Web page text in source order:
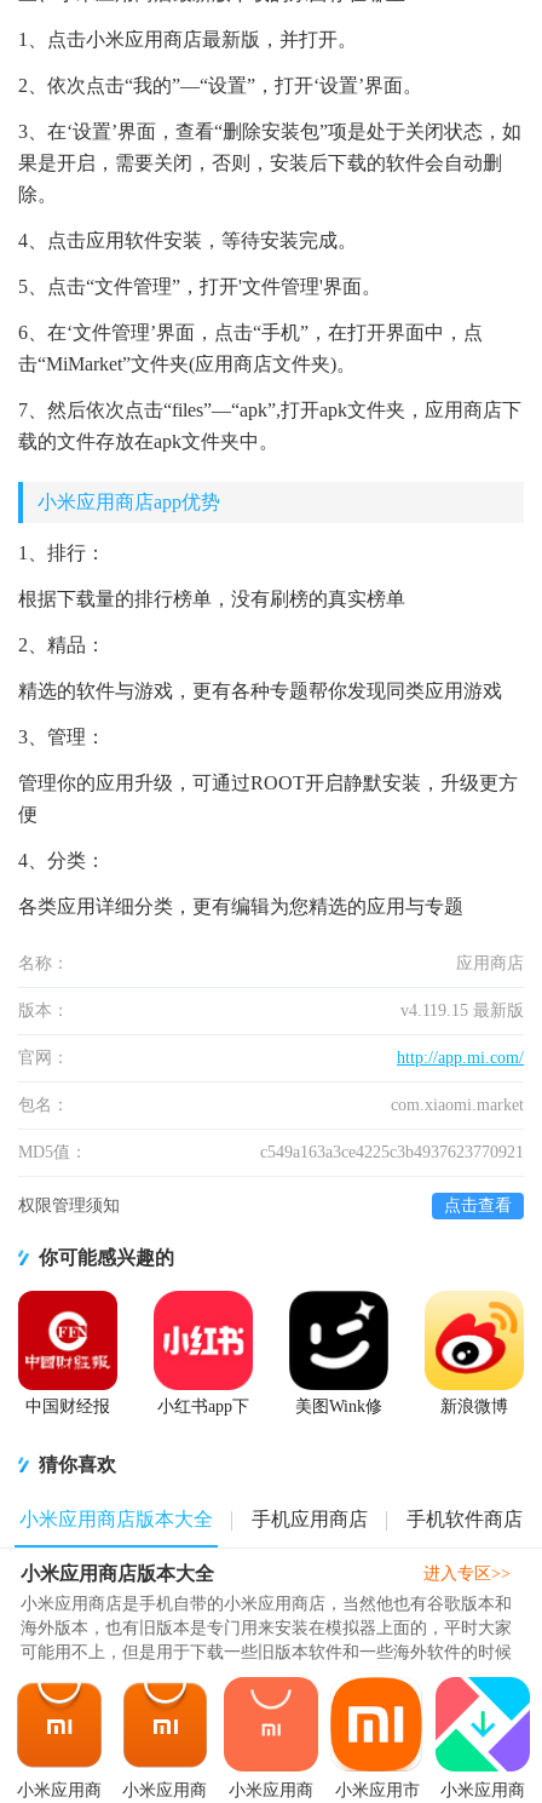
1、点击小米应用商店最新版，并打开。
2、依次点击“我的”—“设置”，打开‘设置’界面。
3、在‘设置’界面，查看“删除安装包”项是处于关闭状态，如
果是开启，需要关闭，否则，安装后下载的软件会自动删
除。
4、点击应用软件安装，等待安装完成。
5、点击“文件管理”，打开'文件管理'界面。
6、在‘文件管理’界面，点击“手机”，在打开界面中，点
击“MiMarket”文件夹(应用商店文件夹)。
7、然后依次点击“files”—“apk”,打开apk文件夹，应用商店下
载的文件存放在apk文件夹中。
小米应用商店app优势
1、排行：
根据下载量的排行榜单，没有刷榜的真实榜单
2、精品：
精选的软件与游戏，更有各种专题帮你发现同类应用游戏
3、管理：
管理你的应用升级，可通过ROOT开启静默安装，升级更方
便
4、分类：
各类应用详细分类，更有编辑为您精选的应用与专题
名称： 应用商店
版本： v4.119.15 最新版
官网： http://app.mi.com/
包名： com.xiaomi.market
MD5值： c549a163a3ce4225c3b4937623770921
权限管理须知 点击查看
你可能感兴趣的
中国财经报
小红书app下
美图Wink修
新浪微博
猜你喜欢
小米应用商店版本大全 手机应用商店 手机软件商店
小米应用商店版本大全
小米应用商店是手机自带的小米应用商店，当然他也有谷歌版本和
海外版本，也有旧版本是专门用来安装在模拟器上面的，平时大家
可能用不上，但是用于下载一些旧版本软件和一些海外软件的时候
就可以用得上了，可以选择在..
进入专区>>
小米应用商
小米应用商
小米应用商
小米应用市
小米应用商